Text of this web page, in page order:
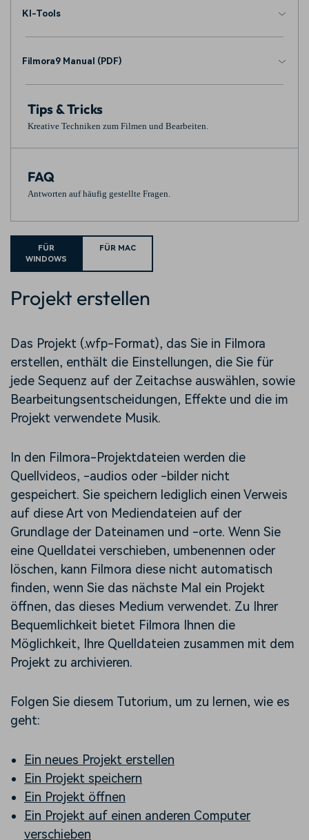
KI-Tools
Filmora9 Manual (PDF)
Tips & Tricks
Kreative Techniken zum Filmen und Bearbeiten.
FAQ
Antworten auf häufig gestellte Fragen.
FÜR
WINDOWS
FÜR MAC
Projekt erstellen
Das Projekt (.wfp-Format), das Sie in Filmora
erstellen, enthält die Einstellungen, die Sie für
jede Sequenz auf der Zeitachse auswählen, sowie
Bearbeitungsentscheidungen, Effekte und die im
Projekt verwendete Musik.
In den Filmora-Projektdateien werden die
Quellvideos, -audios oder -bilder nicht
gespeichert. Sie speichern lediglich einen Verweis
auf diese Art von Mediendateien auf der
Grundlage der Dateinamen und -orte. Wenn Sie
eine Quelldatei verschieben, umbenennen oder
löschen, kann Filmora diese nicht automatisch
finden, wenn Sie das nächste Mal ein Projekt
öffnen, das dieses Medium verwendet. Zu Ihrer
Bequemlichkeit bietet Filmora Ihnen die
Möglichkeit, Ihre Quelldateien zusammen mit dem
Projekt zu archivieren.
Folgen Sie diesem Tutorium, um zu lernen, wie es
geht:
Ein neues Projekt erstellen
Ein Projekt speichern
Ein Projekt öffnen
Ein Projekt auf einen anderen Computer
verschieben